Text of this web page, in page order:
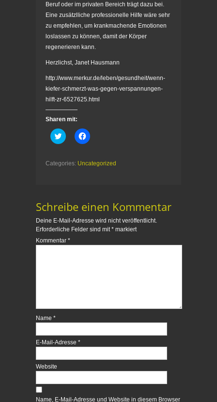
Beruf oder im privaten Bereich trägt dazu bei.
Eine zusätzlliche professionelle Hilfe wäre sehr
zu empfehlen, um krankmachende Emotionen
loslassen zu können, damit der Körper
regenerieren kann.
Herzlichst, Janet Hausmann
http://www.merkur.de/leben/gesundheit/wenn-
kiefer-schmerzt-was-gegen-verspannungen-
hilft-zr-6527625.html
Sharen mit:
K
l
k
,
r
T
w
i
t
e
r
W
r
i
n
n
u
m
e
s
K
l
k
,
F
a
e
b
k
W
r
i
n
u
m
e
s
Categories: Uncategorized
Schreibe einen Kommentar
Deine E-Mail-Adresse wird nicht veröffentlicht.
Erforderliche Felder sind mit* markiert
Kommentar *
Name *
E-Mail-Adresse *
Website
Name, E-Mail-Adresse und Website in diesem Browser